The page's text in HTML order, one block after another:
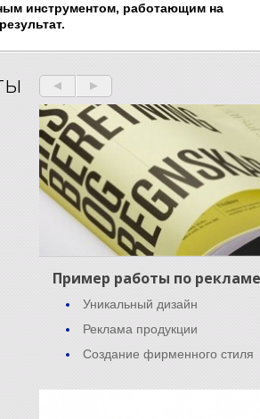
инструментом, работающим на
Пример работы по рекламе
Уникальный дизайн
Реклама продукции
Создание фирменного стиля